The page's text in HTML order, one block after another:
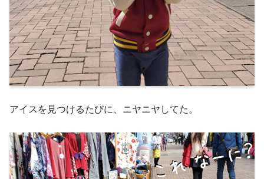
アイスを見つけるたびに、ニヤニヤしてた。